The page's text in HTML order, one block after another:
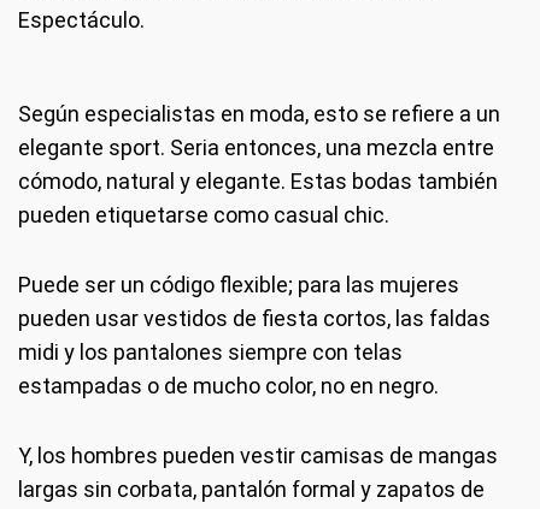
Espectáculo.
Según especialistas en moda, esto se refiere a un
elegante sport. Seria entonces, una mezcla entre
cómodo, natural y elegante. Estas bodas también
pueden etiquetarse como casual chic.
Puede ser un código flexible; para las mujeres
pueden usar vestidos de fiesta cortos, las faldas
midi y los pantalones siempre con telas
estampadas o de mucho color, no en negro.
Y, los hombres pueden vestir camisas de mangas
largas sin corbata, pantalón formal y zapatos de